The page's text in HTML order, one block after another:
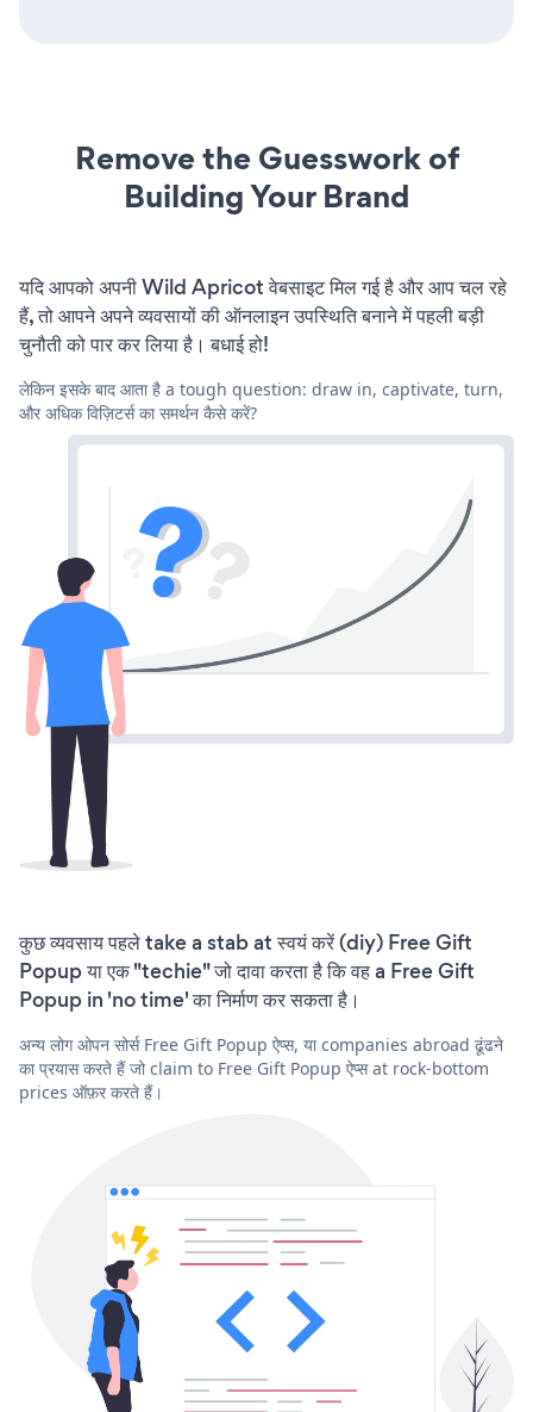
Remove the Guesswork of
Building Your Brand
यदि आपको अपनी Wild Apricot वेबसाइट मिल गई है और आप चल रहे
हैं, तो आपने अपने व्यवसायों की ऑनलाइन उपस्थिति बनाने में पहली बड़ी
चुनौती को पार कर लिया है। बधाई हो!
लेकिन इसके बाद आता है a tough question: draw in, captivate, turn,
और अधिक विज़िटर्स का समर्थन कैसे करें?
कुछ व्यवसाय पहले take a stab at स्वयं करें (diy) Free Gift
Popup या एक "techie" जो दावा करता है कि वह a Free Gift
Popup in 'no time' का निर्माण कर सकता है।
अन्य लोग ओपन सोर्स Free Gift Popup ऐप्स, या companies abroad ढूंढने
का प्रयास करते हैं जो claim to Free Gift Popup ऐप्स at rock-bottom
prices ऑफ़र करते हैं।